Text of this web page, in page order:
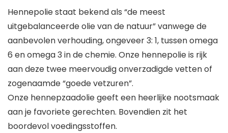
Hennepolie staat bekend als “de meest
uitgebalanceerde olie van de natuur” vanwege de
aanbevolen verhouding, ongeveer 3: 1, tussen omega
6 en omega 3 in de chemie. Onze hennepolie is rijk
aan deze twee meervoudig onverzadigde vetten of
zogenaamde “goede vetzuren”.
Onze hennepzaadolie geeft een heerlijke nootsmaak
aan je favoriete gerechten. Bovendien zit het
boordevol voedingsstoffen.